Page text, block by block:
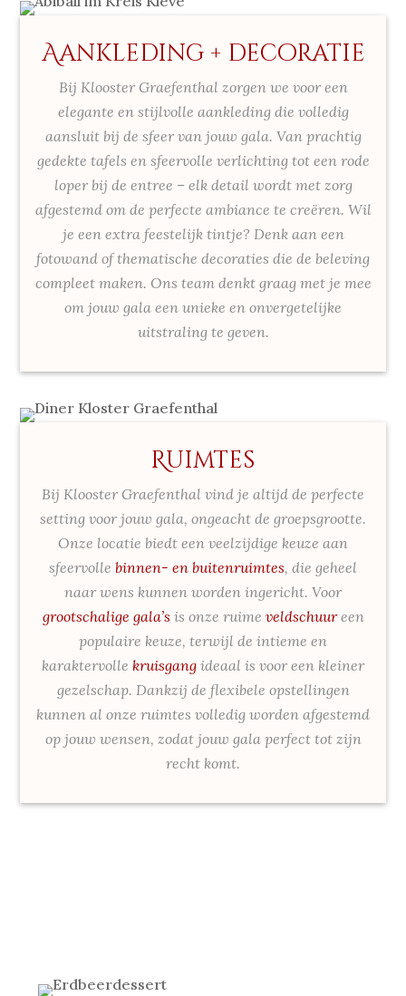
Aankleding + decoratie
Bij Klooster Graefenthal zorgen we voor een
elegante en stijlvolle aankleding die volledig
aansluit bij de sfeer van jouw gala. Van prachtig
gedekte tafels en sfeervolle verlichting tot een rode
loper bij de entree – elk detail wordt met zorg
afgestemd om de perfecte ambiance te creëren. Wil
je een extra feestelijk tintje? Denk aan een
fotowand of thematische decoraties die de beleving
compleet maken. Ons team denkt graag met je mee
om jouw gala een unieke en onvergetelijke
uitstraling te geven.
Ruimtes
Bij Klooster Graefenthal vind je altijd de perfecte
setting voor jouw gala, ongeacht de groepsgrootte.
Onze locatie biedt een veelzijdige keuze aan
sfeervolle binnen- en buitenruimtes, die geheel
naar wens kunnen worden ingericht. Voor
grootschalige gala’s is onze ruime veldschuureen
populaire keuze, terwijl de intieme en
karaktervolle kruisgang ideaal is voor een kleiner
gezelschap. Dankzij de flexibele opstellingen
kunnen al onze ruimtes volledig worden afgestemd
op jouw wensen, zodat jouw gala perfect tot zijn
recht komt.